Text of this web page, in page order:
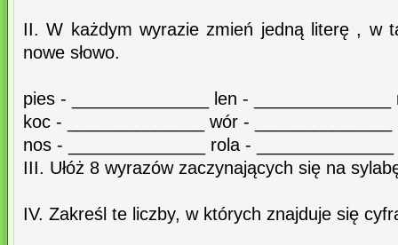
II. W każdym wyrazie zmień jedną literę , w
nowe słowo.
pies - ______________ len -
koc - ______________ wór -
nos - ______________ rola -
III. Ułóż 8 wyrazów zaczynających się na
IV. Zakreśl te liczby, w których znajduje się